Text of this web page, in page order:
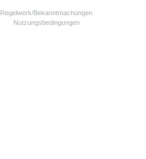
Regelwerk/Bekanntmachungen
Nutzungsbedingungen